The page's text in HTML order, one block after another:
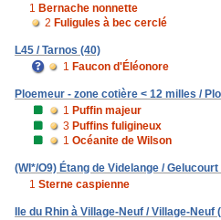
1 Bernache nonnette
2 Fuligules à bec cerclé
L45 / Tarnos (40)
1 Faucon d'Éléonore
Ploemeur - zone cotière < 12 milles /
1 Puffin majeur
3 Puffins fuligineux
1 Océanite de Wilson
(WI*/O9) Étang de Videlange / Gelucourt
1 Sterne caspienne
Ile du Rhin à Village-Neuf / Village-Neuf